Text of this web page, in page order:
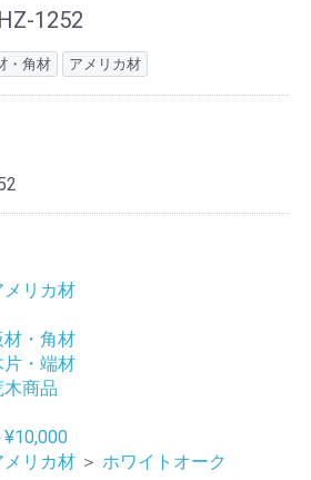
1252
・角材 アメリカ材
メリカ材
材・角材
片・端材
木商品
¥10,000
メリカ材 ＞ ホワイトオーク